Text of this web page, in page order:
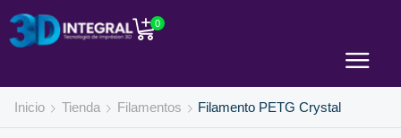
0
Inicio Tienda Filamentos Filamento PETG Crystal